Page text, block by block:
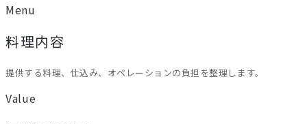
Menu
料理内容
提供する料理、仕込み、オペレーションの負担を整理します。
Value